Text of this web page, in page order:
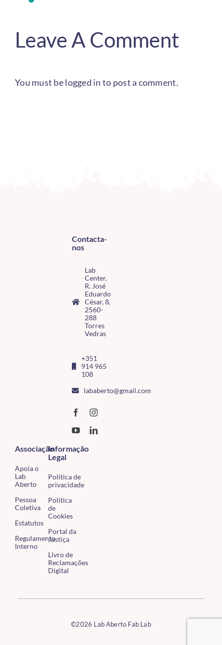
Leave A Comment
You must belogged in to post a comment.
Contacta-
nos
Lab
Center,
R. José
Eduardo
César, 8,
2560-
288
Torres
Vedras
+351
914 965
108
lababerto@gmail.com
Associação
Apoia o
Lab
Aberto
Pessoa
Coletiva
Estatutos
Regulamento
Interno
Informação
Legal
Política de
privacidade
Política
de
Cookies
Portal da
Justiça
Livro de
Reclamações
Digital
©2026 Lab Aberto Fab Lab